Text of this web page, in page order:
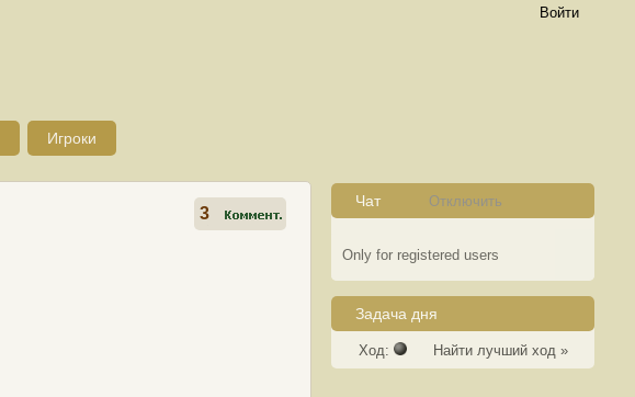
Войти
Игроки
3
Чат Отключить
Only for registered users
Задача дня
Ход: Найти лучший ход »